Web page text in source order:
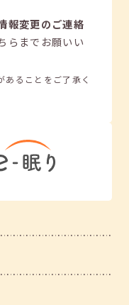
報変更のご連絡
らまでお願いい
あることをご了承く